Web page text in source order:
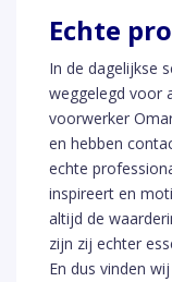
Echte
In de dagelijkse
weggelegd voor
voorwerker
en hebben
echte
inspireert en
altijd de
zijn zij echter
En dus vinden